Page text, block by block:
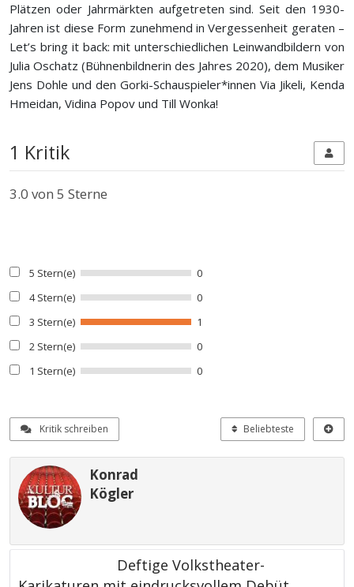
Plätzen oder Jahrmärkten aufgetreten sind. Seit den 1930-
Jahren ist diese Form zunehmend in Vergessenheit geraten –
Let’s bring it back: mit unterschiedlichen Leinwandbildern von
Julia Oschatz (Bühnenbildnerin des Jahres 2020), dem Musiker
Jens Dohle und den Gorki-Schauspieler*innen Via Jikeli, Kenda
Hmeidan, Vidina Popov und Till Wonka!
1 Kritik
3.0 von 5 Sterne
5 Stern(e)
0
4 Stern(e)
0
3 Stern(e)
1
2 Stern(e)
0
1 Stern(e)
0
Kritik schreiben Beliebteste
Konrad
Kögler
Deftige Volkstheater-